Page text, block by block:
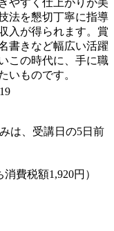
法を懇切丁寧に指導
入が得られます。賞
書きなど幅広い活躍
この時代に、手に職
いものです。
は、受講日の5日前
費税額1,920円）